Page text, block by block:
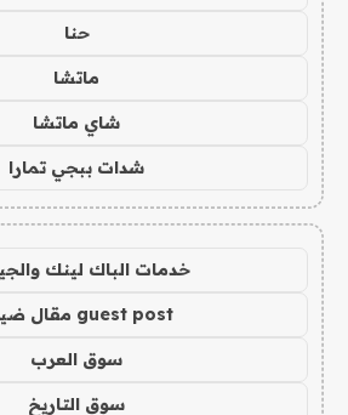
حنا
ماتشا
شاي ماتشا
شدات ببجي تمارا
خدمات الباك لينك
guest post مقال ضيف
سوق العرب
سوق التاريخ